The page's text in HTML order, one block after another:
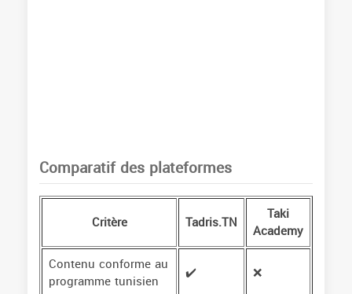
Comparatif des plateformes
Critère Tadris.TN Taki
Academy
Contenu conforme au
programme tunisien ✔️
❌